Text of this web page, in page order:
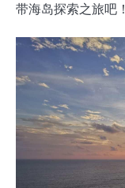
带海岛探索之旅吧！